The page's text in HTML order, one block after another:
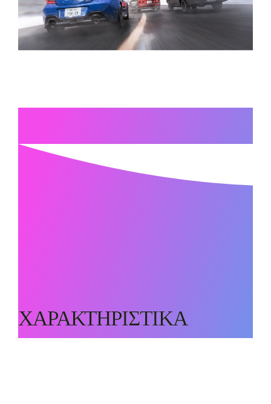
ΧΑΡΑΚΤΗΡΙΣΤΙΚΑ